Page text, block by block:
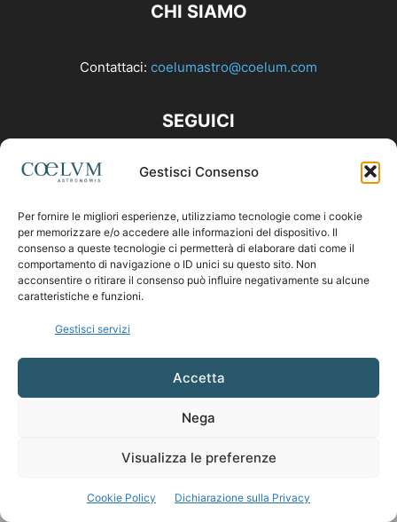
Gestisci Consenso
Per fornire le migliori esperienze, utilizziamo tecnologie come i cookie
per memorizzare e/o accedere alle informazioni del dispositivo. Il
consenso a queste tecnologie ci permetterà di elaborare dati come il
comportamento di navigazione o ID unici su questo sito. Non
acconsentire o ritirare il consenso può influire negativamente su alcune
caratteristiche e funzioni.
Gestisci servizi
Accetta
Nega
Visualizza le preferenze
Cookie Policy Dichiarazione sulla Privacy
CHI SIAMO
Contattaci: coelumastro@coelum.com
SEGUICI